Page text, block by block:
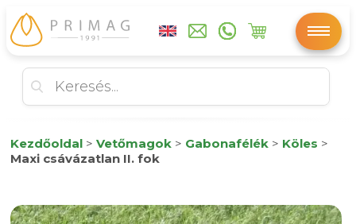
Kezdőoldal > Vetőmagok > Gabonafélék > Köles >
Maxi csávázatlan II. fok